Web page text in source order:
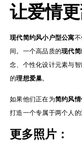
让爱情
现代简约风小户型公寓
间。一个高品质的现代
念、个性化设计元素与
的理想爱巢。
如果他们正在为简约风
打造一个专属于两个人的
更多照片：